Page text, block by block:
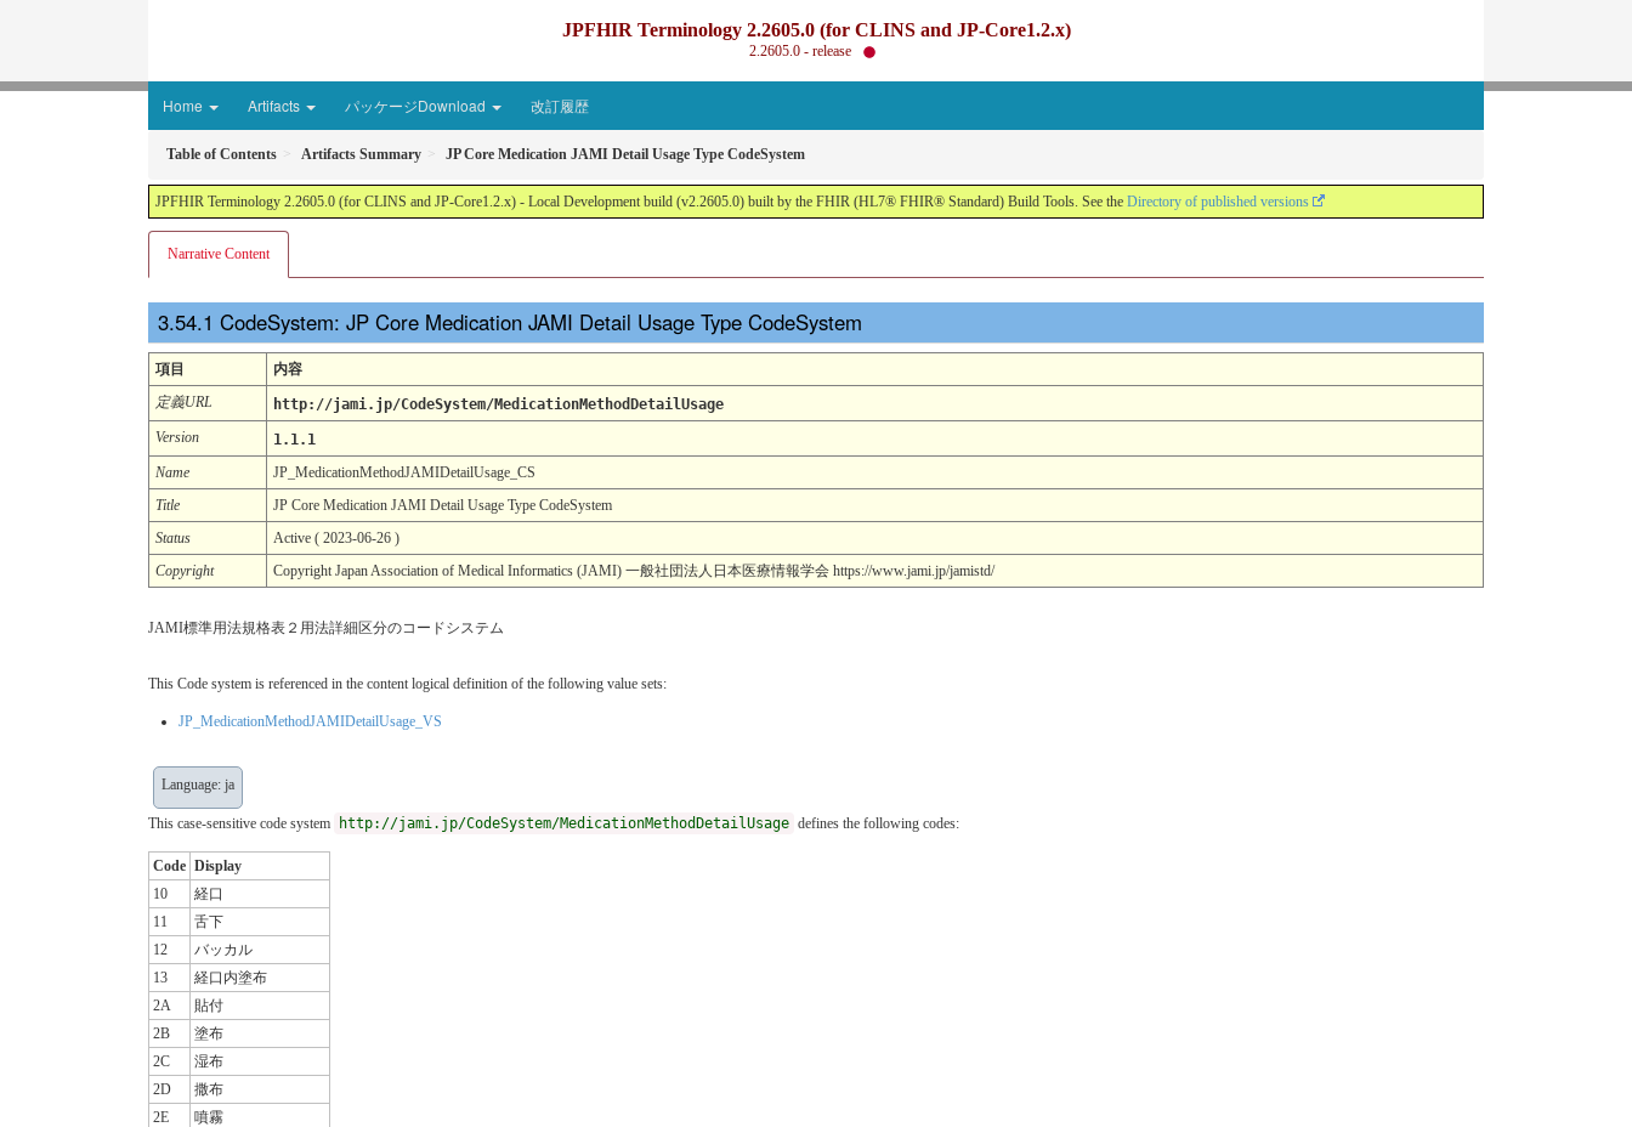
JPFHIR Terminology 2.2605.0 (for CLINS and JP-Core1.2.x)
2.2605.0 - release
Home Artifacts パッケージDownload 改訂履歴
Table of Contents Artifacts Summary JP Core Medication JAMI Detail Usage Type CodeSystem
JPFHIR Terminology 2.2605.0 (for CLINS and JP-Core1.2.x) - Local Development build (v2.2605.0) built by the FHIR (HL7® FHIR® Standard) Build Tools. See the Directory of published versions
Narrative Content
CodeSystem: JP Core Medication JAMI Detail Usage Type CodeSystem
項目
内容
定義URL
http://jami.jp/CodeSystem/MedicationMethodDetailUsage
Version
1.1.1
Name
JP_MedicationMethodJAMIDetailUsage_CS
Title
JP Core Medication JAMI Detail Usage Type CodeSystem
Status
Active ( 2023-06-26 )
Copyright
Copyright Japan Association of Medical Informatics (JAMI) 一般社団法人日本医療情報学会 https://www.jami.jp/jamistd/
JAMI標準用法規格表２用法詳細区分のコードシステム
This Code system is referenced in the content logical definition of the following value sets:
JP_MedicationMethodJAMIDetailUsage_VS
Language: ja
This case-sensitive code system http://jami.jp/CodeSystem/MedicationMethodDetailUsage defines the following codes:
Code Display
10
経口
11
舌下
12
バッカル
13
経口内塗布
2A
貼付
2B
塗布
2C
湿布
2D
撒布
2E
噴霧